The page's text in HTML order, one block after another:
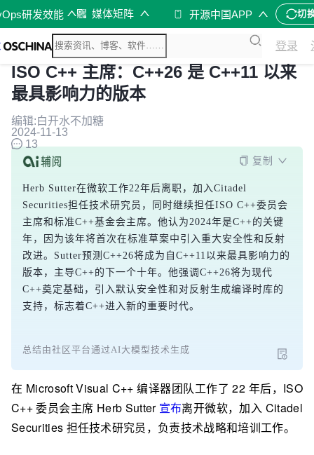
研发效能 媒体矩阵 开源中国APP 切
登录
ISO C++ 主席：C++26 是 C++11 以来
最具影响力的版本
编辑:白开水不加糖
2024-11-13
13
复制
Herb Sutter在微软工作22年后离职，加入Citadel
Securities担任技术研究员，同时继续担任ISO C++委员会
主席和标准C++基金会主席。他认为2024年是C++的关键
年，因为该年将首次在标准草案中引入重大安全性和反射
改进。Sutter预测C++26将成为自C++11以来最具影响力的
版本，主导C++的下一个十年。他强调C++26将为现代
C++奠定基础，引入默认安全性和对反射生成编译时库的
支持，标志着C++进入新的重要时代。
总结由社区平台通过AI大模型技术生成
在 Microsoft Visual C++ 编译器团队工作了 22 年后，ISO
C++ 委员会主席 Herb Sutter 宣布离开微软，加入 Citadel
Securities 担任技术研究员，负责技术战略和培训工作。